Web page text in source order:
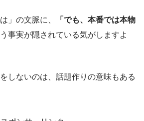
」の文脈に、
「でも、本番では本物
事実が隠されている気がしますよ
しないのは、話題作りの意味もある